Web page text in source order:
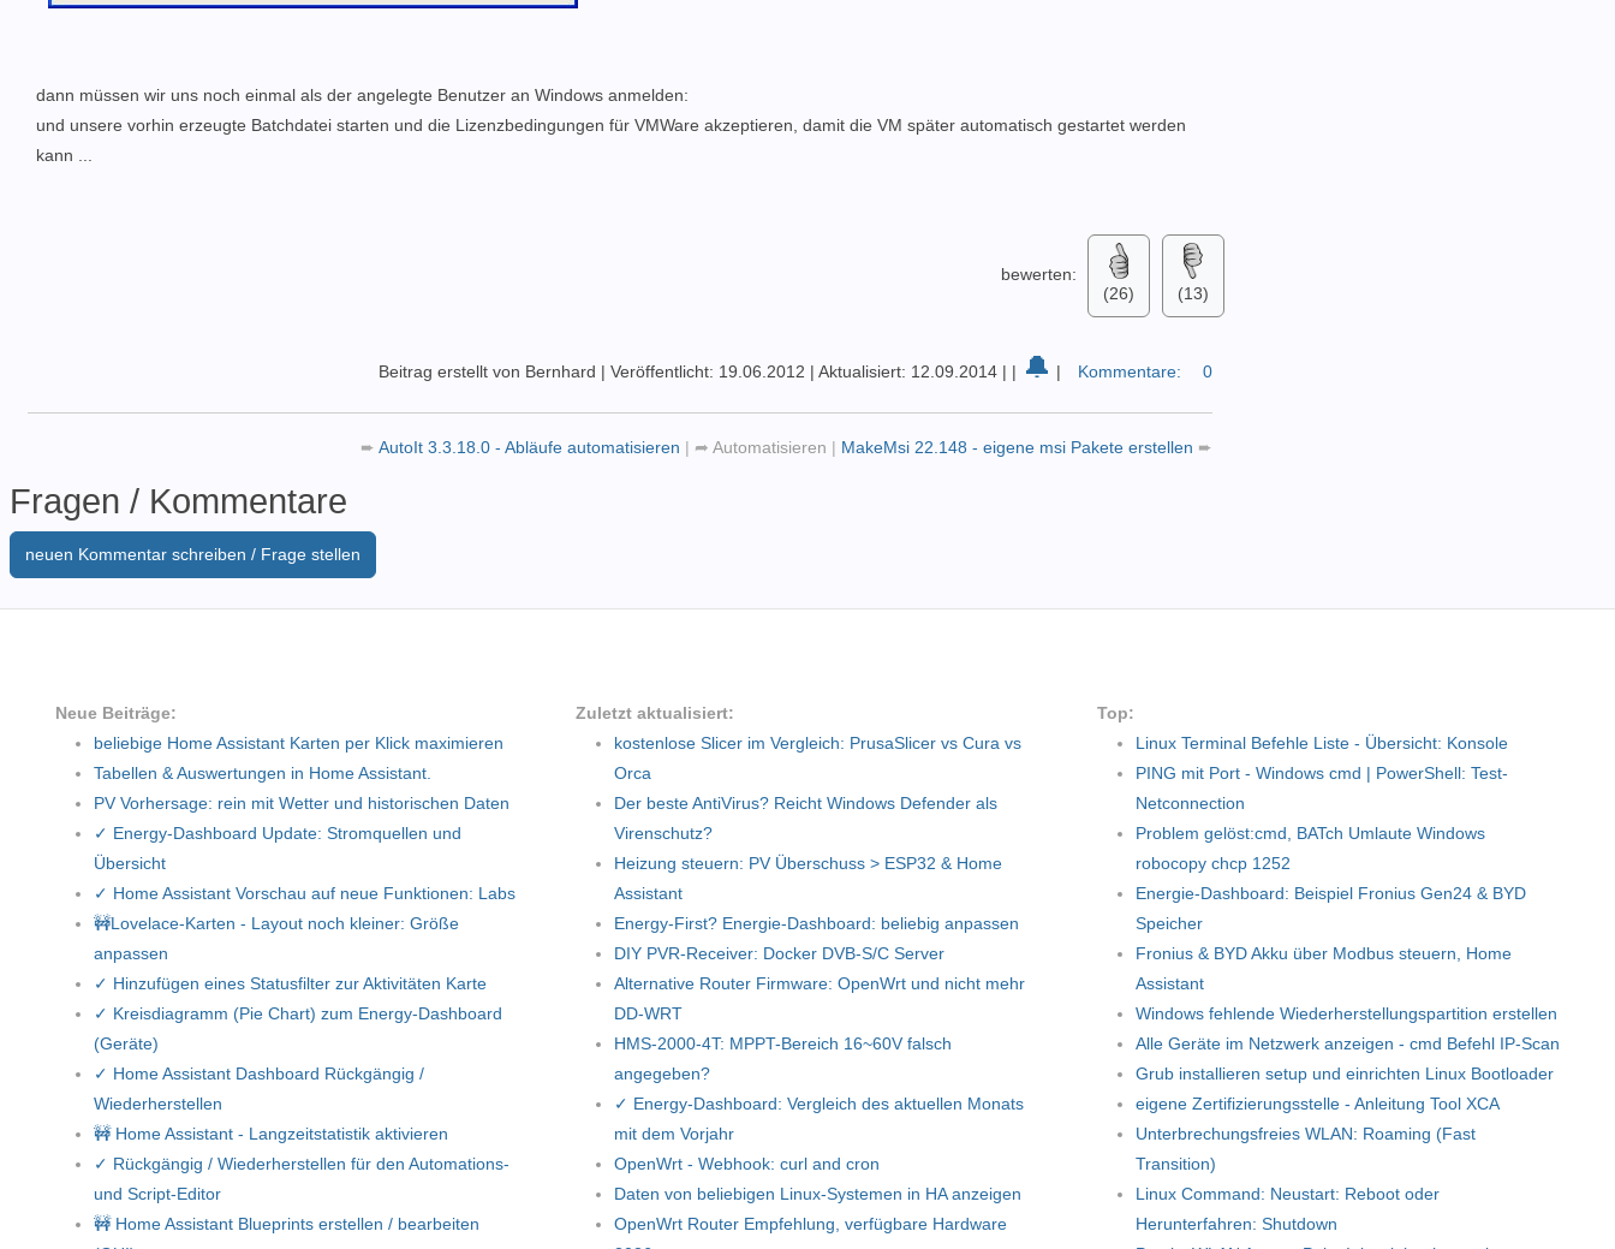
dann müssen wir uns noch einmal als der angelegte Benutzer an Windows anmelden:
und unsere vorhin erzeugte Batchdatei starten und die Lizenzbedingungen für VMWare akzeptieren, damit die VM später automatisch gestartet werden
kann ...
bewerten:
(26)
(13)
Beitrag erstellt von Bernhard | Veröffentlicht: 19.06.2012 | Aktualisiert: 12.09.2014 | | 🔔 | Kommentare: 0
➨ AutoIt 3.3.18.0 - Abläufe automatisieren | ➦ Automatisieren | MakeMsi 22.148 - eigene msi Pakete erstellen ➨
Fragen / Kommentare
neuen Kommentar schreiben / Frage stellen
Neue Beiträge:
beliebige Home Assistant Karten per Klick maximieren
Tabellen & Auswertungen in Home Assistant.
PV Vorhersage: rein mit Wetter und historischen Daten
✓ Energy-Dashboard Update: Stromquellen und
Übersicht
✓ Home Assistant Vorschau auf neue Funktionen: Labs
🚧Lovelace-Karten - Layout noch kleiner: Größe
anpassen
✓ Hinzufügen eines Statusfilter zur Aktivitäten Karte
✓ Kreisdiagramm (Pie Chart) zum Energy-Dashboard
(Geräte)
✓ Home Assistant Dashboard Rückgängig /
Wiederherstellen
🚧 Home Assistant - Langzeitstatistik aktivieren
✓ Rückgängig / Wiederherstellen für den Automations-
und Script-Editor
🚧 Home Assistant Blueprints erstellen / bearbeiten
Zuletzt aktualisiert:
kostenlose Slicer im Vergleich: PrusaSlicer vs Cura vs
Orca
Der beste AntiVirus? Reicht Windows Defender als
Virenschutz?
Heizung steuern: PV Überschuss > ESP32 & Home
Assistant
Energy-First? Energie-Dashboard: beliebig anpassen
DIY PVR-Receiver: Docker DVB-S/C Server
Alternative Router Firmware: OpenWrt und nicht mehr
DD-WRT
HMS-2000-4T: MPPT-Bereich 16~60V falsch
angegeben?
✓ Energy-Dashboard: Vergleich des aktuellen Monats
mit dem Vorjahr
OpenWrt - Webhook: curl and cron
Daten von beliebigen Linux-Systemen in HA anzeigen
OpenWrt Router Empfehlung, verfügbare Hardware
Top:
Linux Terminal Befehle Liste - Übersicht: Konsole
PING mit Port - Windows cmd | PowerShell: Test-
Netconnection
Problem gelöst:cmd, BATch Umlaute Windows
robocopy chcp 1252
Energie-Dashboard: Beispiel Fronius Gen24 & BYD
Speicher
Fronius & BYD Akku über Modbus steuern, Home
Assistant
Windows fehlende Wiederherstellungspartition erstellen
Alle Geräte im Netzwerk anzeigen - cmd Befehl IP-Scan
Grub installieren setup und einrichten Linux Bootloader
eigene Zertifizierungsstelle - Anleitung Tool XCA
Unterbrechungsfreies WLAN: Roaming (Fast
Transition)
Linux Command: Neustart: Reboot oder
Herunterfahren: Shutdown